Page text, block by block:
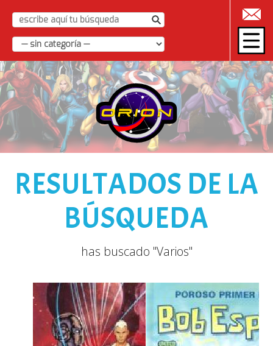
|
RESULTADOS DE LA
BÚSQUEDA
has buscado "Varios"